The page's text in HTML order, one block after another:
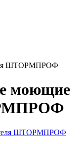
ШТОРМПРОФ
моющие